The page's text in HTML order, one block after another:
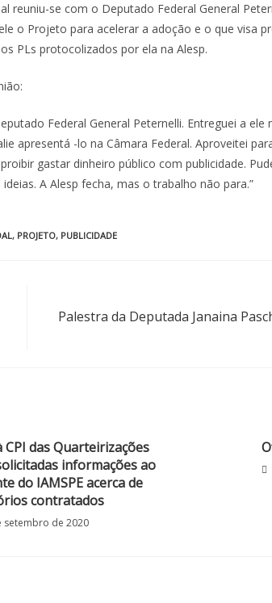
reuniu-se com o Deputado Federal General
o Projeto para acelerar a adoção e o que visa
PLs protocolizados por ela na Alesp.
Federal General Peternelli. Entreguei a ele
apresentá -lo na Câmara Federal. Aproveitei
gastar dinheiro público com publicidade.
A Alesp fecha, mas o trabalho não para.”
, PROJETO, PUBLICIDADE
Palestra da Deputada Janaina
das Quarteirizações
informações ao
do IAMSPE acerca de
contratados
setembro de 2020